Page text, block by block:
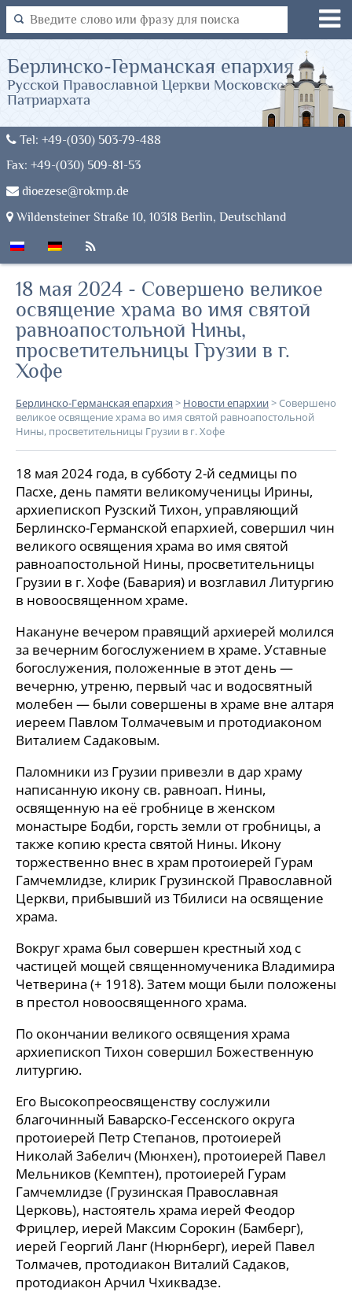
Tel: +49-(030) 503-79-488
Fax: +49-(030) 509-81-53
dioezese@rokmp.de
Wildensteiner Straße 10, 10318 Berlin, Deutschland
Берлинско-Германская епархия
Русской Православной Церкви Московского
Патриархата
18 мая 2024 - Совершено великое
освящение храма во имя святой
равноапостольной Нины,
просветительницы Грузии в г.
Хофе
Берлинско-Германская епархия > Новости епархии>Совершено
великое освящение храма во имя святой равноапостольной
Нины, просветительницы Грузии в г. Хофе
18 мая 2024 года, в субботу 2-й седмицы по
Пасхе, день памяти великомученицы Ирины,
архиепископ Рузский Тихон, управляющий
Берлинско-Германской епархией, совершил чин
великого освящения храма во имя святой
равноапостольной Нины, просветительницы
Грузии в г. Хофе (Бавария) и возглавил Литургию
в новоосвященном храме.
Накануне вечером правящий архиерей молился
за вечерним богослужением в храме. Уставные
богослужения, положенные в этот день —
вечерню, утреню, первый час и водосвятный
молебен — были совершены в храме вне алтаря
иереем Павлом Толмачевым и протодиаконом
Виталием Садаковым.
Паломники из Грузии привезли в дар храму
написанную икону св. равноап. Нины,
освященную на её гробнице в женском
монастыре Бодби, горсть земли от гробницы, а
также копию креста святой Нины. Икону
торжественно внес в храм протоиерей Гурам
Гамчемлидзе, клирик Грузинской Православной
Церкви, прибывший из Тбилиси на освящение
храма.
Вокруг храма был совершен крестный ход с
частицей мощей священномученика Владимира
Четверина (+ 1918). Затем мощи были положены
в престол новоосвященного храма.
По окончании великого освящения храма
архиепископ Тихон совершил Божественную
литургию.
Его Высокопреосвященству сослужили
благочинный Баварско-Гессенского округа
протоиерей Петр Степанов, протоиерей
Николай Забелич (Мюнхен), протоиерей Павел
Мельников (Кемптен), протоиерей Гурам
Гамчемлидзе (Грузинская Православная
Церковь), настоятель храма иерей Феодор
Фрицлер, иерей Максим Сорокин (Бамберг),
иерей Георгий Ланг (Нюрнберг), иерей Павел
Толмачев, протодиакон Виталий Садаков,
протодиакон Арчил Чхиквадзе.